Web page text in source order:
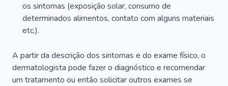
os sintomas (exposição solar, consumo de
determinados alimentos, contato com alguns materiais
etc.).
A partir da descrição dos sintomas e do exame físico, o
dermatologista pode fazer o diagnóstico e recomendar
um tratamento ou então solicitar outros exames se